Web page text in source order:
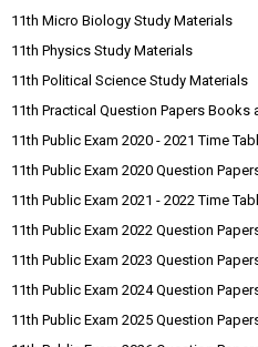
11th Micro Biology Study Materials
11th Physics Study Materials
11th Political Science Study Materials
11th Practical Question Papers Books
11th Public Exam 2020 - 2021 Time
11th Public Exam 2020 Question
11th Public Exam 2021 - 2022 Time
11th Public Exam 2022 Question
11th Public Exam 2023 Question
11th Public Exam 2024 Question
11th Public Exam 2025 Question